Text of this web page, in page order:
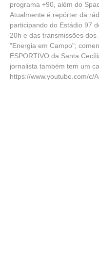
programa +90, além do
Atualmente é repórter da
participando do Estádio 97
20h e das transmissões
"Energia em Campo";
ESPORTIVO da Santa
jornalista também tem um
https://www.youtube.com/c/